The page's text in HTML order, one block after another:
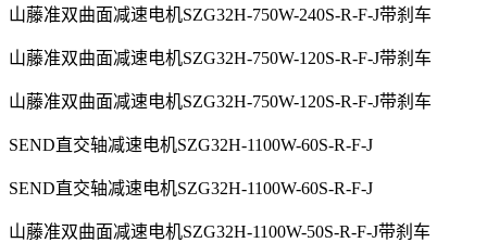
山藤准双曲面减速电机SZG32H-750W-240S-R-F-J带刹车
山藤准双曲面减速电机SZG32H-750W-120S-R-F-J带刹车
山藤准双曲面减速电机SZG32H-750W-120S-R-F-J带刹车
SEND直交轴减速电机SZG32H-1100W-60S-R-F-J
SEND直交轴减速电机SZG32H-1100W-60S-R-F-J
山藤准双曲面减速电机SZG32H-1100W-50S-R-F-J带刹车